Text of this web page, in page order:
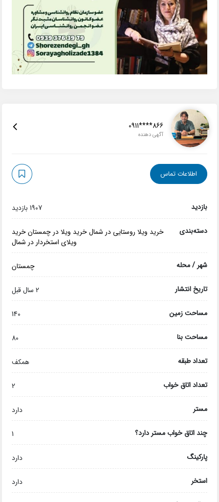
0911****866
آگهی دهنده
اطلاعات تماس
بازدید 1907 بازدید
دسته‌بندی خرید ویلا روستایی در شمال خرید ویلا در چمستان خرید
ویلای استخردار در شمال
شهر / محله چمستان
تاریخ انتشار 2 سال قبل
مساحت زمین 140
مساحت بنا 80
تعداد طبقه همکف
تعداد اتاق خواب 2
مستر دارد
چند اتاق خواب مستر دارد؟ 1
پارکینگ دارد
استخر دارد